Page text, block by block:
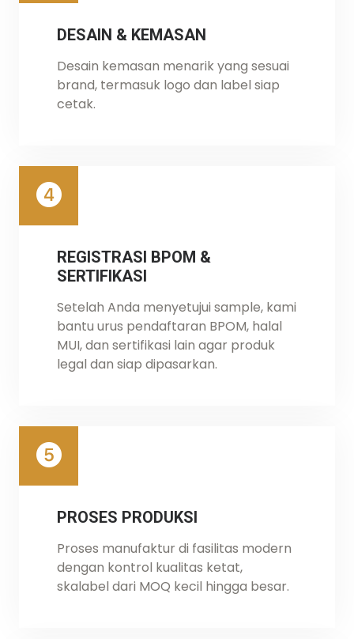
DESAIN & KEMASAN
Desain kemasan menarik yang sesuai
brand, termasuk logo dan label siap
cetak.
REGISTRASI BPOM &
SERTIFIKASI
Setelah Anda menyetujui sample, kami
bantu urus pendaftaran BPOM, halal
MUI, dan sertifikasi lain agar produk
legal dan siap dipasarkan.
PROSES PRODUKSI
Proses manufaktur di fasilitas modern
dengan kontrol kualitas ketat,
skalabel dari MOQ kecil hingga besar.